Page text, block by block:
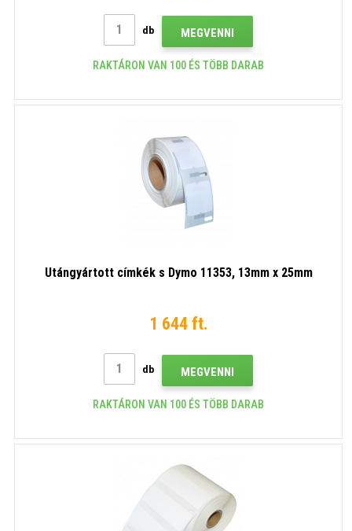
db MEGVENNI
RAKTÁRON VAN 100 ÉS TÖBB DARAB
Utángyártott címkék s Dymo 11353, 13mm x 25mm
1 644 ft.
db MEGVENNI
RAKTÁRON VAN 100 ÉS TÖBB DARAB